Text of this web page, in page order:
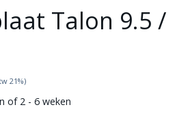
Talon 9.5 /
21%)
of 2 - 6 weken